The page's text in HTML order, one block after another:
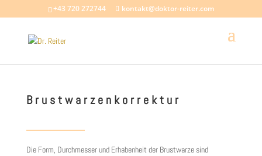
+43 720 272744 kontakt@doktor-reiter.com
Brustwarzenkorrektur
Die Form, Durchmesser und Erhabenheit der Brustwarze sind